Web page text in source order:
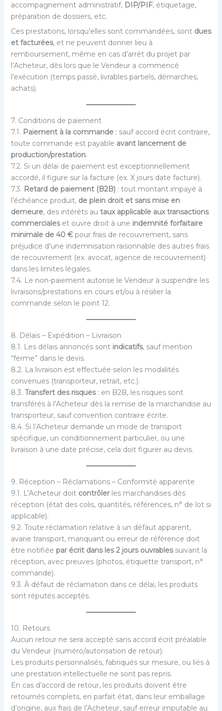
accompagnement administratif, DIP/PIF, étiquetage,
préparation de dossiers, etc.
Ces prestations, lorsqu’elles sont commandées, sont dues
et facturées, et ne peuvent donner lieu à
remboursement, même en cas d’arrêt du projet par
l’Acheteur, dès lors que le Vendeur a commencé
l’exécution (temps passé, livrables partiels, démarches,
achats).
7. Conditions de paiement
7.1. Paiement à la commande: sauf accord écrit contraire,
toute commande est payable avant lancement de
production/prestation.
7.2. Si un délai de paiement est exceptionnellement
accordé, il figure sur la facture (ex. X jours date facture).
7.3. Retard de paiement (B2B): tout montant impayé à
l’échéance produit, de plein droit et sans mise en
demeure, des intérêts au taux applicable aux transactions
commercialeset ouvre droit à une indemnité forfaitaire
minimale de 40 €pour frais de recouvrement, sans
préjudice d’une indemnisation raisonnable des autres frais
de recouvrement (ex. avocat, agence de recouvrement)
dans les limites légales.
7.4. Le non-paiement autorise le Vendeur à suspendre les
livraisons/prestations en cours et/ou à résilier la
commande selon le point 12.
8. Délais – Expédition – Livraison
8.1. Les délais annoncés sont indicatifs, sauf mention
“ferme” dans le devis.
8.2. La livraison est effectuée selon les modalités
convenues (transporteur, retrait, etc.).
8.3. Transfert des risques: en B2B, les risques sont
transférés à l’Acheteur dès la remise de la marchandise au
transporteur, sauf convention contraire écrite.
8.4. Si l’Acheteur demande un mode de transport
spécifique, un conditionnement particulier, ou une
livraison à une date précise, cela doit figurer au devis.
9. Réception – Réclamations – Conformité apparente
9.1. L’Acheteur doit contrôlerles marchandises dès
réception (état des colis, quantités, références, n° de lot si
applicable).
9.2. Toute réclamation relative à un défaut apparent,
avarie transport, manquant ou erreur de référence doit
être notifiée par écrit dans les 2 jours ouvrablessuivant la
réception, avec preuves (photos, étiquette transport, n°
commande).
9.3. À défaut de réclamation dans ce délai, les produits
sont réputés acceptés.
10. Retours
Aucun retour ne sera accepté sans accord écrit préalable
du Vendeur (numéro/autorisation de retour).
Les produits personnalisés, fabriqués sur mesure, ou liés à
une prestation intellectuelle ne sont pas repris.
En cas d’accord de retour, les produits doivent être
retournés complets, en parfait état, dans leur emballage
d’origine, aux frais de l’Acheteur, sauf erreur imputable au